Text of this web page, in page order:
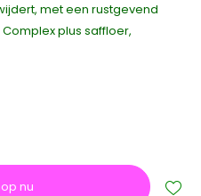
met een rustgevend
plus saffloer,
nu